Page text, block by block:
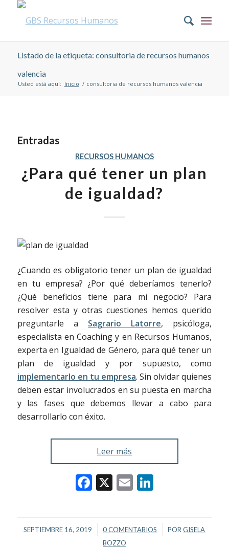
Listado de la etiqueta: consultoria de recursos humanos
valencia
Usted está aquí: Inicio / consultoria de recursos humanos valencia
Entradas
RECURSOS HUMANOS
¿Para qué tener un plan
de igualdad?
¿Cuando es obligatorio tener un plan de igualdad
en tu empresa? ¿Por qué deberíamos tenerlo?
¿Qué beneficios tiene para mi negocio? Para
resolver esta y otras cuestiones hemos querido
preguntarle a Sagrario Latorre, psicóloga,
especialista en Coaching y en Recursos Humanos,
experta en Igualdad de Género, para qué tener un
plan de igualdad y por supuesto, como
implementarlo en tu empresa. Sin olvidar quienes
deben estar involucrados en su puesta en marcha
y las fases que debemos llevar a cabo para
desarrollarlo con éxito.
Leer más
Facebook
X EmailLinkedIn
SEPTIEMBRE 16, 2019
/ 0 COMENTARIOS
/ PORGISELA
BOZZO